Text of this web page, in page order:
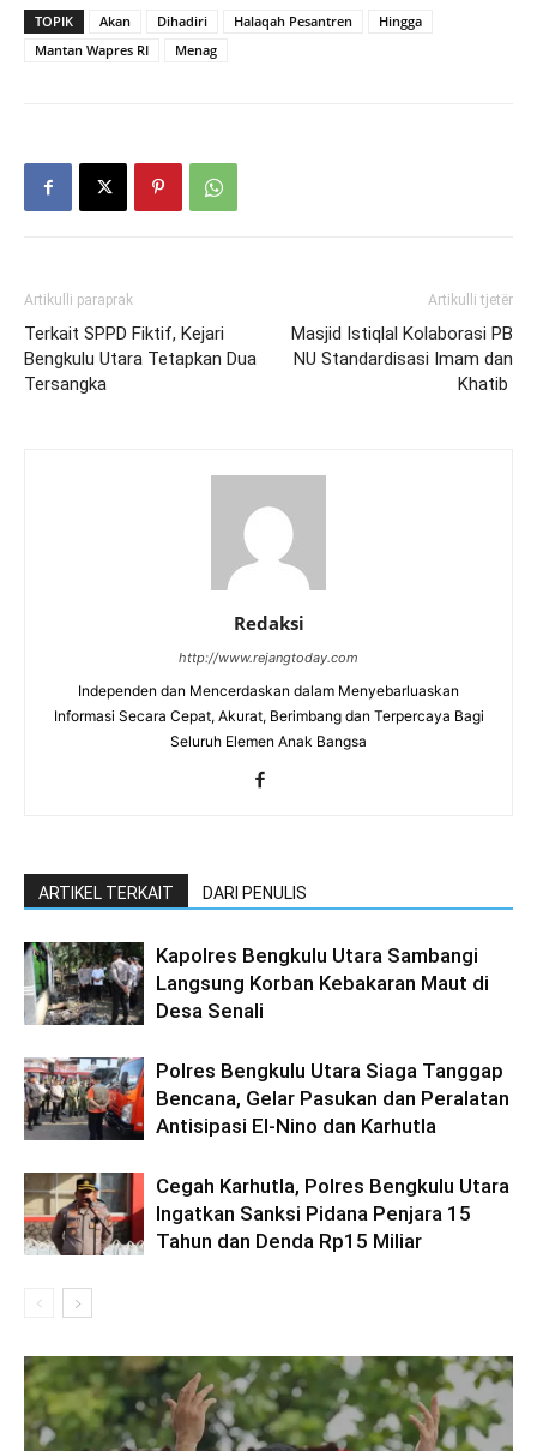
TOPIK Akan Dihadiri Halaqah Pesantren
Hingga
Mantan Wapres RI
Menag
Artikulli paraprak
Terkait SPPD Fiktif, Kejari
Bengkulu Utara Tetapkan Dua
Tersangka
Artikulli tjetër
Masjid Istiqlal Kolaborasi PB
NU Standardisasi Imam dan
Khatib
Redaksi
http://www.rejangtoday.com
Independen dan Mencerdaskan dalam Menyebarluaskan
Informasi Secara Cepat, Akurat, Berimbang dan Terpercaya Bagi
Seluruh Elemen Anak Bangsa
ARTIKEL TERKAIT DARI PENULIS
Kapolres Bengkulu Utara Sambangi
Langsung Korban Kebakaran Maut di
Desa Senali
Polres Bengkulu Utara Siaga Tanggap
Bencana, Gelar Pasukan dan Peralatan
Antisipasi El-Nino dan Karhutla
Cegah Karhutla, Polres Bengkulu Utara
Ingatkan Sanksi Pidana Penjara 15
Tahun dan Denda Rp15 Miliar